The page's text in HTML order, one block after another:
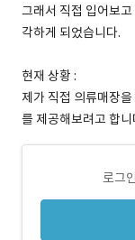
그래서 직접 입어보
각하게 되었습니다.
현재 상황 :
제가 직접 의류매장
를 제공해보려고 합니
로그